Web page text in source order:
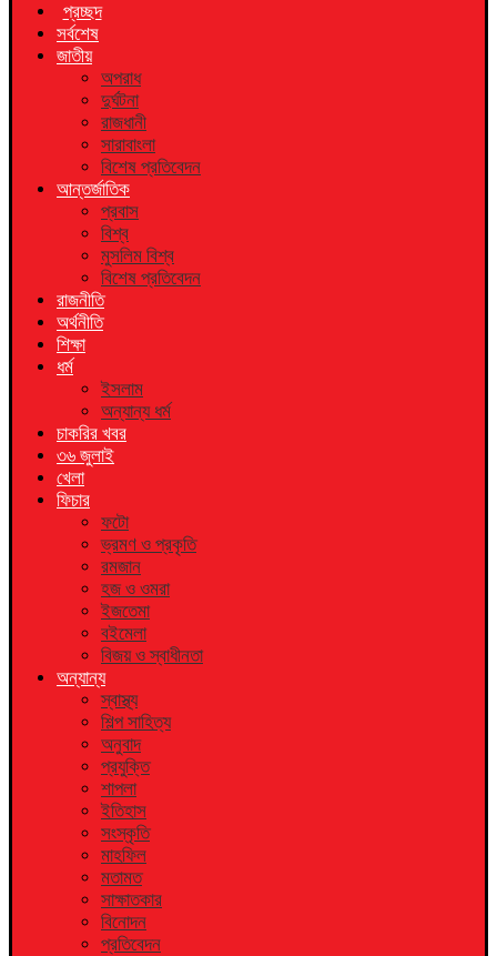
প্রচ্ছদ
সর্বশেষ
জাতীয়
অপরাধ
দুর্ঘটনা
রাজধানী
সারাবাংলা
বিশেষ প্রতিবেদন
আন্তর্জাতিক
প্রবাস
বিশ্ব
মুসলিম বিশ্ব
বিশেষ প্রতিবেদন
রাজনীতি
অর্থনীতি
শিক্ষা
ধর্ম
ইসলাম
অন্যান্য ধর্ম
চাকরির খবর
৩৬ জুলাই
খেলা
ফিচার
ফটো
ভ্রমণ ও প্রকৃতি
রমজান
হজ ও ওমরা
ইজতেমা
বইমেলা
বিজয় ও স্বাধীনতা
অন্যান্য
স্বাস্থ্য
শিল্প সাহিত্য
অনুবাদ
প্রযুক্তি
শাপলা
ইতিহাস
সংস্কৃতি
মাহফিল
মতামত
সাক্ষাতকার
বিনোদন
প্রতিবেদন